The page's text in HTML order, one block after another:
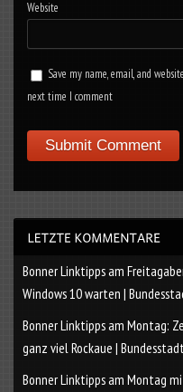
Website
Save my name, email, and
next time I comment
Bonner Linktipps am
Windows 10 warten |
Bonner Linktipps am Montag:
ganz viel Rockaue |
Bonner Linktipps am Montag